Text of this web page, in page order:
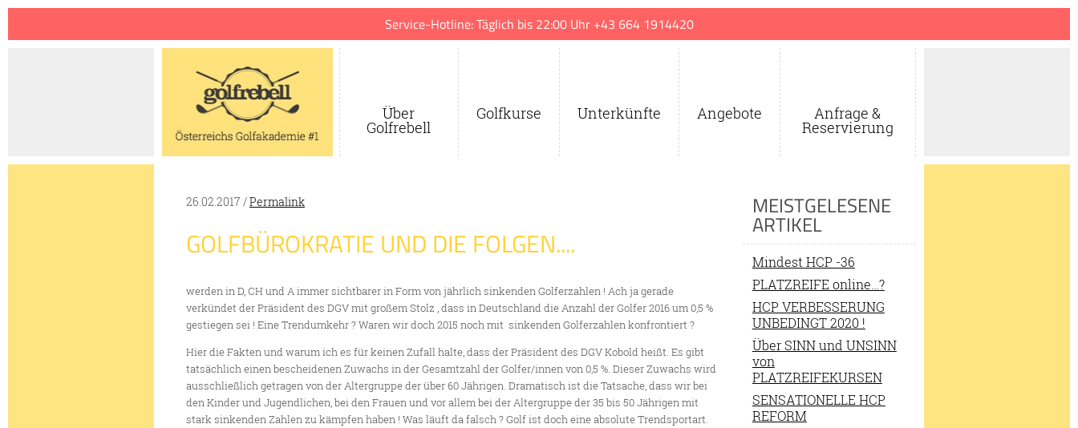
Service-Hotline: Täglich bis 22:00 Uhr +43 664 1914420
Über
Golfrebell
Golfkurse Unterkünfte Angebote Anfrage &
Reservierung
26.02.2017 /Permalink
GOLFBÜROKRATIE UND DIE FOLGEN....
werden in D, CH und A immer sichtbarer in Form von jährlich sinkenden Golferzahlen ! Ach ja gerade
verkündet der Präsident des DGV mit großem Stolz , dass in Deutschland die Anzahl der Golfer 2016 um 0,5 %
gestiegen sei ! Eine Trendumkehr ? Waren wir doch 2015 noch mit sinkenden Golferzahlen konfrontiert ?
Hier die Fakten und warum ich es für keinen Zufall halte, dass der Präsident des DGV Kobold heißt. Es gibt
tatsächlich einen bescheidenen Zuwachs in der Gesamtzahl der Golfer/innen von 0,5 %. Dieser Zuwachs wird
ausschließlich getragen von der Altergruppe der über 60 Jährigen. Dramatisch ist die Tatsache, dass wir bei
den Kinder und Jugendlichen, bei den Frauen und vor allem bei der Altergruppe der 35 bis 50 Jährigen mit
stark sinkenden Zahlen zu kämpfen haben ! Was läuft da falsch ? Golf ist doch eine absolute Trendsportart.
MEISTGELESENE
ARTIKEL
Mindest HCP -36
PLATZREIFE online…?
HCP VERBESSERUNG
UNBEDINGT 2020 !
Über SINN und UNSINN
von
PLATZREIFEKURSEN
SENSATIONELLE HCP
REFORM